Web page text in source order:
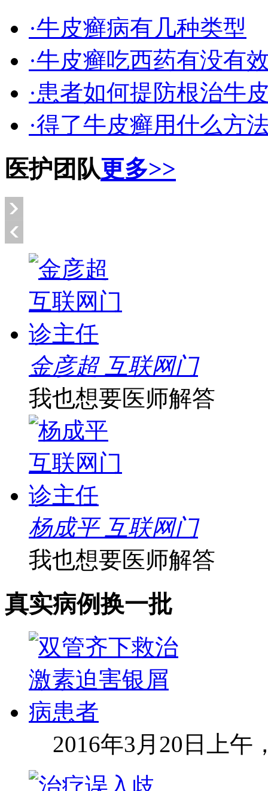
·牛皮癣病有几种类型
·牛皮癣吃西药有没有
·患者如何提防根治牛
·得了牛皮癣用什么方
医护团队更多>>
金彦超 互联网门
我也想要医师解答
杨成平 互联网门
我也想要医师解答
真实病例换一批
2016年3月20日上午